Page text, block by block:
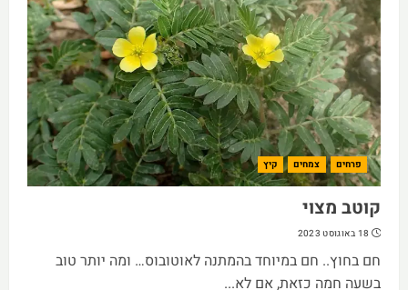
פרחים צמחים קיץ
קוטב מצוי
18 באוגוסט 2023
חם בחוץ.. חם במיוחד בהמתנה לאוטובוס… ומה יותר טוב
בשעה חמה כזאת, אם לא...